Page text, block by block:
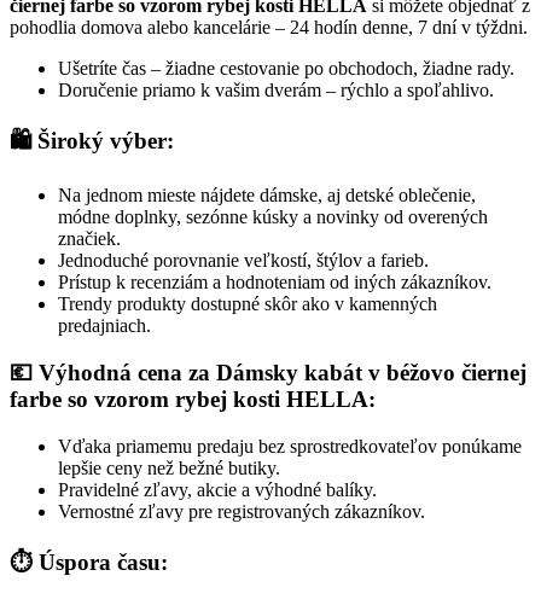
čiernej farbe so vzorom rybej kosti HELLA si môžete objednať z
pohodlia domova alebo kancelárie – 24 hodín denne, 7 dní v týždni.
Ušetríte čas – žiadne cestovanie po obchodoch, žiadne rady.
Doručenie priamo k vašim dverám – rýchlo a spoľahlivo.
🛍️ Široký výber:
Na jednom mieste nájdete dámske, aj detské oblečenie,
módne doplnky, sezónne kúsky a novinky od overených
značiek.
Jednoduché porovnanie veľkostí, štýlov a farieb.
Prístup k recenziám a hodnoteniam od iných zákazníkov.
Trendy produkty dostupné skôr ako v kamenných
predajniach.
💶 Výhodná cena za Dámsky kabát v béžovo čiernej
farbe so vzorom rybej kosti HELLA:
Vďaka priamemu predaju bez sprostredkovateľov ponúkame
lepšie ceny než bežné butiky.
Pravidelné zľavy, akcie a výhodné balíky.
Vernostné zľavy pre registrovaných zákazníkov.
⏱️ Úspora času: